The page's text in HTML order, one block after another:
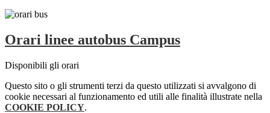
Orari linee autobus Campus
Disponibili gli orari
Questo sito o gli strumenti terzi da questo utilizzati si avvalgono di
cookie necessari al funzionamento ed utili alle finalità illustrate nella
COOKIE POLICY.